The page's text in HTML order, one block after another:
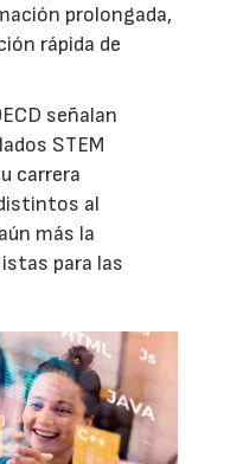
prolongada,
rápida de
señalan
STEM
carrera
al
más la
para las